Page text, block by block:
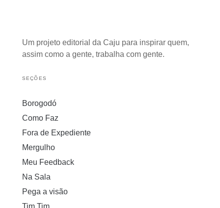
Um projeto editorial da Caju para inspirar quem,
assim como a gente, trabalha com gente.
SEÇÕES
Borogodó
Como Faz
Fora de Expediente
Mergulho
Meu Feedback
Na Sala
Pega a visão